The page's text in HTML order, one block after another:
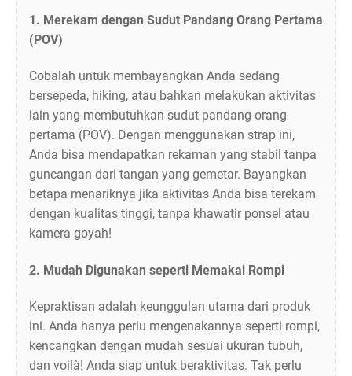
1. Merekam dengan Sudut Pandang Orang Pertama
(POV)
Cobalah untuk membayangkan Anda sedang
bersepeda, hiking, atau bahkan melakukan aktivitas
lain yang membutuhkan sudut pandang orang
pertama (POV). Dengan menggunakan strap ini,
Anda bisa mendapatkan rekaman yang stabil tanpa
guncangan dari tangan yang gemetar. Bayangkan
betapa menariknya jika aktivitas Anda bisa terekam
dengan kualitas tinggi, tanpa khawatir ponsel atau
kamera goyah!
2. Mudah Digunakan seperti Memakai Rompi
Kepraktisan adalah keunggulan utama dari produk
ini. Anda hanya perlu mengenakannya seperti rompi,
kencangkan dengan mudah sesuai ukuran tubuh,
dan voilà! Anda siap untuk beraktivitas. Tak perlu